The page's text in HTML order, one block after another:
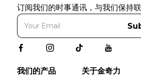
订阅我们的时事通讯，与我们保持联
我们的产品 关于金奇力